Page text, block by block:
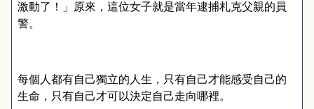
激動了！」原來，這位女子就是當年逮捕札克父親的員
警。
每個人都有自己獨立的人生，只有自己才能感受自己的
生命，只有自己才可以決定自己走向哪裡。